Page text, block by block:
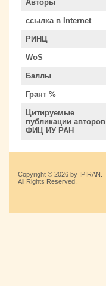
Авторы
ссылка в Internet
РИНЦ
WoS
Баллы
Грант %
Цитируемые
публикации авторов
ФИЦ ИУ РАН
Copyright © 2026 by IPIRAN.
All Rights Reserved.